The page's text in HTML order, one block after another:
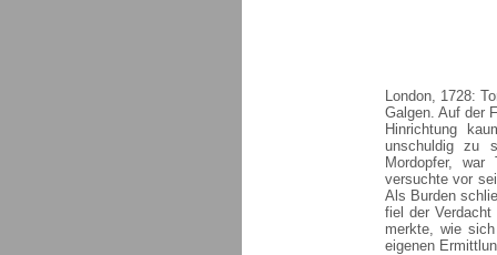
London, 1728:
Galgen. Auf der
Hinrichtung
unschuldig zu
Mordopfer,
versuchte vor
Als Burden
fiel der
merkte, wie
eigenen